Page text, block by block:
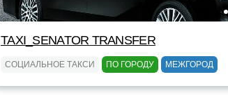
TAXI_SENATOR TRANSFER
СОЦИАЛЬНОЕ ТАКСИ ПО ГОРОДУ МЕЖГОРОД